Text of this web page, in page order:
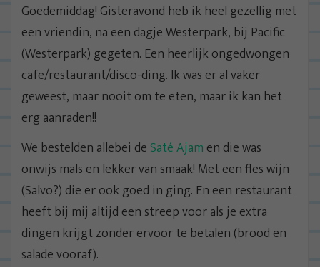
Goedemiddag! Gisteravond heb ik heel gezellig met
een vriendin, na een dagje Westerpark, bij Pacific
(Westerpark) gegeten. Een heerlijk ongedwongen
cafe/restaurant/disco-ding. Ik was er al vaker
geweest, maar nooit om te eten, maar ik kan het
erg aanraden!!
We bestelden allebei de Saté Ajam en die was
onwijs mals en lekker van smaak! Met een fles wijn
(Salvo?) die er ook goed in ging. En een restaurant
heeft bij mij altijd een streep voor als je extra
dingen krijgt zonder ervoor te betalen (brood en
salade vooraf).